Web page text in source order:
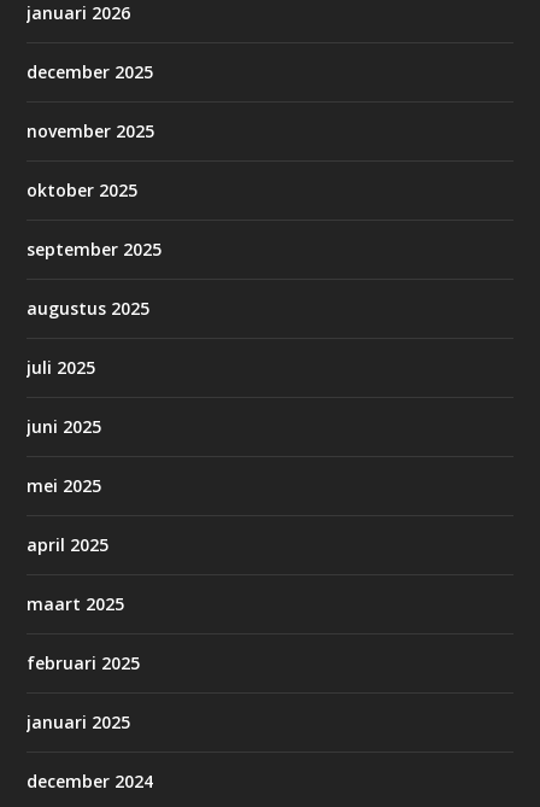
januari 2026
december 2025
november 2025
oktober 2025
september 2025
augustus 2025
juli 2025
juni 2025
mei 2025
april 2025
maart 2025
februari 2025
januari 2025
december 2024